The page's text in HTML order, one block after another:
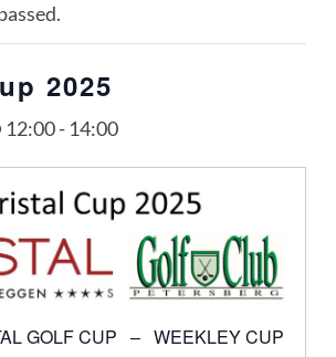
2025
12:00- 14:00
GOLF CUP – WEEKLEY CUP